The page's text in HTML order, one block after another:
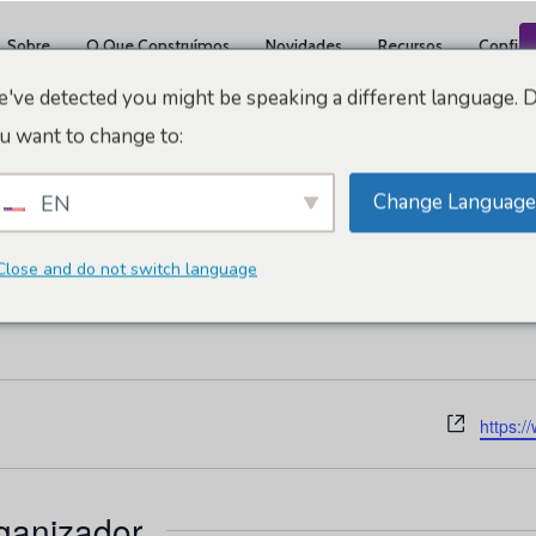
Sobre O Que Construímos Novidades Recursos
Do
Site
https://
detected you might be speaking a different language.
want to change to:
EN Change Language
and do not switch language